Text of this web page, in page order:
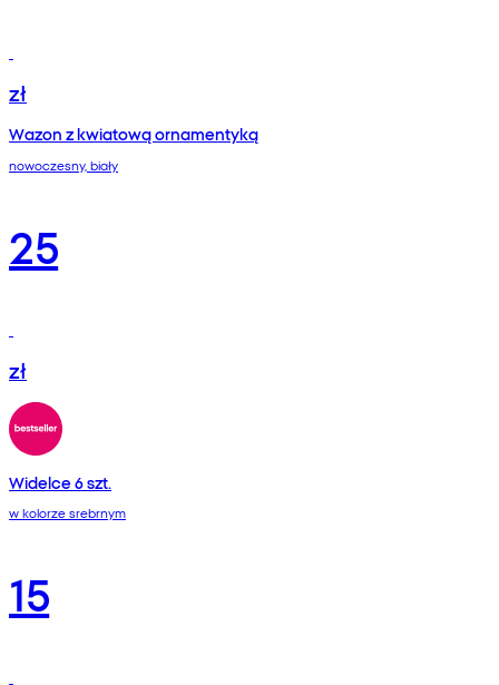
zł
Wazon z kwiatową ornamentyką
nowoczesny, biały
25
zł
Widelce 6 szt.
w kolorze srebrnym
15